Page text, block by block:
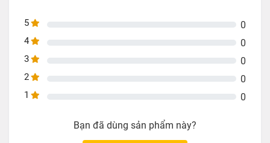
5 0
4 0
3 0
2 0
1 0
Bạn đã dùng sản phẩm này?